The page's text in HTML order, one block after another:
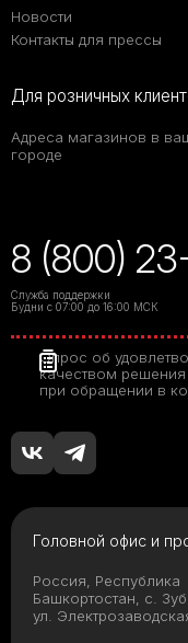
Новости
Контакты для прессы
Для розничных
Адреса магазинов в
городе
8 (800)
Служба поддержки
Будни с 07:00 до 16:00 МСК
Опрос об
качеством
при обращении в
Головной офис и
Россия, Республика
Башкортостан, с.
ул.